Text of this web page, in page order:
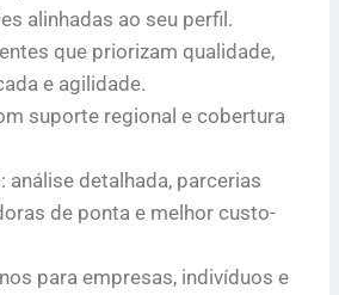
alinhadas ao seu perfil.
que priorizam qualidade,
e agilidade.
suporte regional e cobertura
análise detalhada, parcerias
de ponta e melhor custo-
para empresas, indivíduos e